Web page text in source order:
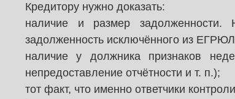
Кредитору нужно доказать:
наличие и размер задолженности.
задолженность исключённого из
наличие у должника признаков
непредоставление отчётности и т. п.);
тот факт, что именно ответчики